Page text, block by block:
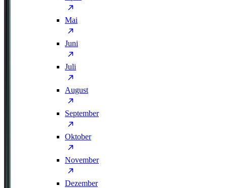
Mai
Juni
Juli
August
September
Oktober
November
Dezember